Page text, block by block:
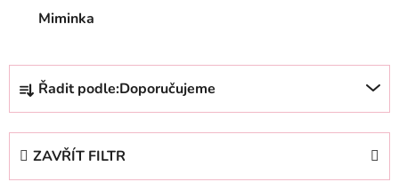
Miminka
Ř
z
Řadit podle:Doporučujeme
ZAVŘÍT FILTR